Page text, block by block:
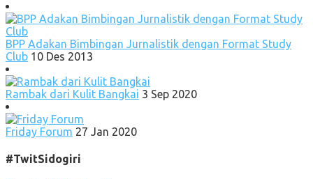
BPP Adakan Bimbingan Jurnalistik dengan Format Study
Club 10 Des 2013
Rambak dari Kulit Bangkai 3 Sep 2020
Friday Forum 27 Jan 2020
#TwitSidogiri